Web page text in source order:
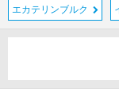
エカテリンブルク